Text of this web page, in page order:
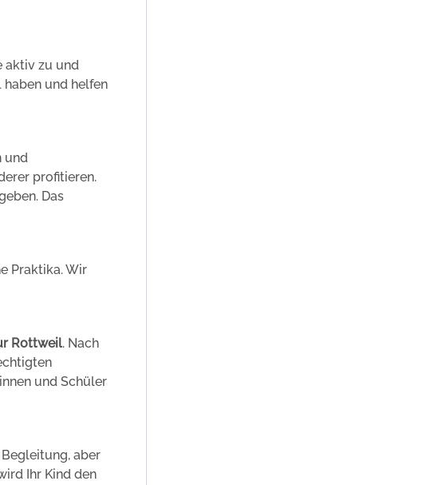
aktiv zu und
haben und helfen
und
profitieren.
Das
Praktika. Wir
Rottweil. Nach
und Schüler
Begleitung, aber
Ihr Kind den